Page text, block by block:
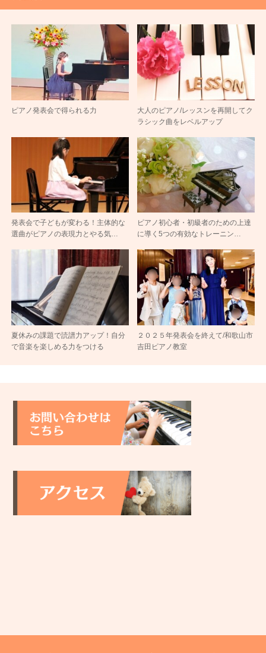
ピアノ発表会で得られる力
大人のピアノ/レッスンを再開してク
ラシック曲をレベルアップ
発表会で子どもが変わる！主体的な
選曲がピアノの表現力とやる気…
ピアノ初心者・初級者のための上達
に導く5つの有効なトレーニン…
夏休みの課題で読譜力アップ！自分
で音楽を楽しめる力をつける
２０２５年発表会を終えて/和歌山市
吉田ピアノ教室